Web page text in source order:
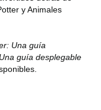
y Animales
Una guía
guía desplegable